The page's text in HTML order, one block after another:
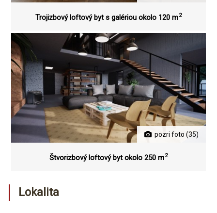
Trojizbový loftový byt s galériou okolo 120 m2
pozri foto (35)
Štvorizbový loftový byt okolo 250 m2
Lokalita